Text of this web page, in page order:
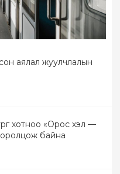
аялал жуулчлалын
хотноо «Орос хэл —
байна